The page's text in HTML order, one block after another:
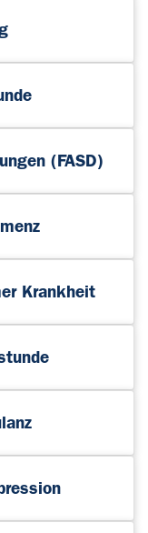
(FASD)
Krankheit